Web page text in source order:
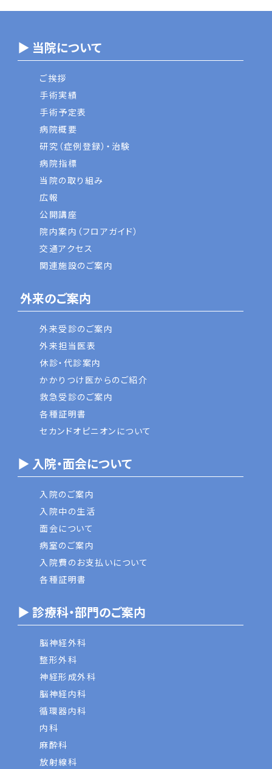
▶ 当院について
ご挨拶
手術実績
手術予定表
病院概要
研究（症例登録）・治験
病院指標
当院の取り組み
広報
公開講座
院内案内（フロアガイド）
交通アクセス
関連施設のご案内
外来のご案内
外来受診のご案内
外来担当医表
休診・代診案内
かかりつけ医からのご紹介
救急受診のご案内
各種証明書
セカンドオピニオンについて
▶ 入院・面会について
入院のご案内
入院中の生活
面会について
病室のご案内
入院費のお支払いについて
各種証明書
▶ 診療科・部門のご案内
脳神経外科
整形外科
神経形成外科
脳神経内科
循環器内科
内科
麻酔科
放射線科